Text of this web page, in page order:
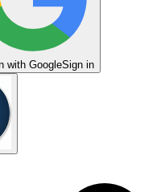
with GoogleSign in